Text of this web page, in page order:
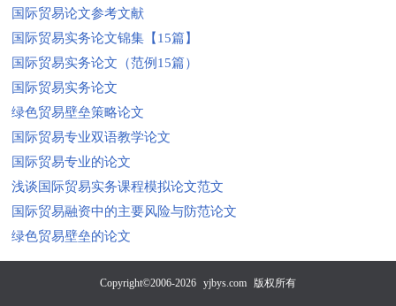
国际贸易论文参考文献
国际贸易实务论文锦集【15篇】
国际贸易实务论文（范例15篇）
国际贸易实务论文
绿色贸易壁垒策略论文
国际贸易专业双语教学论文
国际贸易专业的论文
浅谈国际贸易实务课程模拟论文范文
国际贸易融资中的主要风险与防范论文
绿色贸易壁垒的论文
Copyright©2006-2026 yjbys.com 版权所有